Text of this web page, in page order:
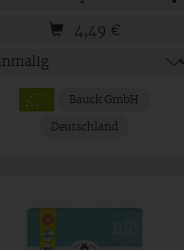
4,49 €
Bauck GmbH
Deutschland